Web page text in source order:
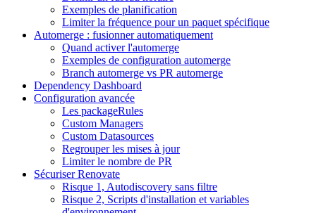
Exemples de planification
Limiter la fréquence pour un paquet spécifique
Automerge : fusionner automatiquement
Quand activer l'automerge
Exemples de configuration automerge
Branch automerge vs PR automerge
Dependency Dashboard
Configuration avancée
Les packageRules
Custom Managers
Custom Datasources
Regrouper les mises à jour
Limiter le nombre de PR
Sécuriser Renovate
Risque 1, Autodiscovery sans filtre
Risque 2, Scripts d'installation et variables